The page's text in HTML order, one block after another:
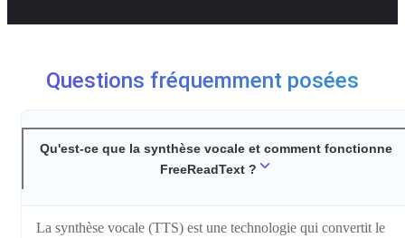
Questions fréquemment posées
Qu'est-ce que la synthèse vocale et comment fonctionne
FreeReadText ?
La synthèse vocale (TTS) est une technologie qui convertit le